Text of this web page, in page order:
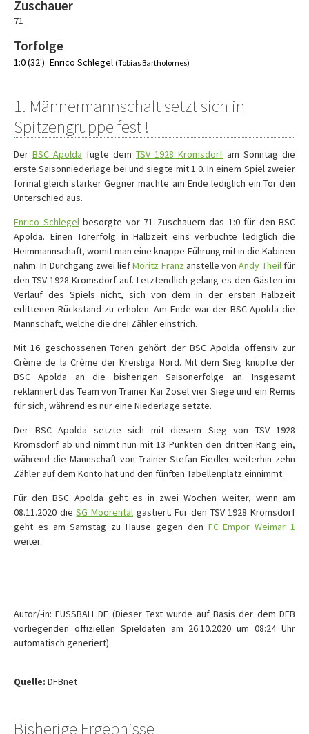
Zuschauer
71
Torfolge
1:0 (32') Enrico Schlegel (Tobias Bartholomes)
1. Männermannschaft setzt sich in
Spitzengruppe fest !
Der BSC Apolda fügte dem TSV 1928 Kromsdorf am Sonntag die
erste Saisonniederlage bei und siegte mit 1:0. In einem Spiel zweier
formal gleich starker Gegner machte am Ende lediglich ein Tor den
Unterschied aus.
Enrico Schlegel besorgte vor 71 Zuschauern das 1:0 für den BSC
Apolda. Einen Torerfolg in Halbzeit eins verbuchte lediglich die
Heimmannschaft, womit man eine knappe Führung mit in die Kabinen
nahm. In Durchgang zwei liefMoritz Franz anstelle vonAndy Theil für
den TSV 1928 Kromsdorf auf. Letztendlich gelang es den Gästen im
Verlauf des Spiels nicht, sich von dem in der ersten Halbzeit
erlittenen Rückstand zu erholen. Am Ende war der BSC Apolda die
Mannschaft, welche die drei Zähler einstrich.
Mit 16 geschossenen Toren gehört der BSC Apolda offensiv zur
Crème de la Crème der Kreisliga Nord. Mit dem Sieg knüpfte der
BSC Apolda an die bisherigen Saisonerfolge an. Insgesamt
reklamiert das Team von Trainer Kai Zosel vier Siege und ein Remis
für sich, während es nur eine Niederlage setzte.
Der BSC Apolda setzte sich mit diesem Sieg von TSV 1928
Kromsdorf ab und nimmt nun mit 13 Punkten den dritten Rang ein,
während die Mannschaft von Trainer Stefan Fiedler weiterhin zehn
Zähler auf dem Konto hat und den fünften Tabellenplatz einnimmt.
Für den BSC Apolda geht es in zwei Wochen weiter, wenn am
08.11.2020 dieSG Moorental gastiert. Für den TSV 1928 Kromsdorf
geht es am Samstag zu Hause gegen den FC Empor Weimar 1
weiter.
Autor/-in: FUSSBALL.DE (Dieser Text wurde auf Basis der dem DFB
vorliegenden offiziellen Spieldaten am 26.10.2020 um 08:24 Uhr
automatisch generiert)
Quelle: DFBnet
Bisherige Ergebnisse